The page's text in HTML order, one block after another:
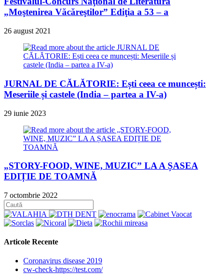
„Moştenirea Văcăreştilor” Ediţia a 53 – a
26 august 2021
JURNAL DE CĂLĂTORIE: Ești ceea ce muncești:
Meseriile și castele (India – partea a IV-a)
29 iunie 2023
„STORY-FOOD, WINE, MUZIC” LA A ȘASEA
EDIȚIE DE TOAMNĂ
7 octombrie 2022
Articole Recente
Coronavirus disease 2019
cw-check-https://test.com/